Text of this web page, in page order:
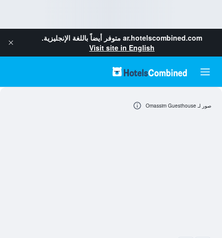
ar.hotelscombined.com متوفر أيضاً باللغة الإنجليزية.
Visit site in English
صور لـ Omassim Guesthouse